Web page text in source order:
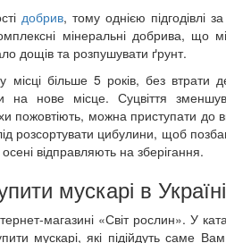
добрив, тому однією підгодівлі
мінеральні добрива, що
дощів та розпушувати ґрунт.
більше 5 років, без втрати
на нове місце. Суцвіття
пожовтіють, можна приступати
розсортувати цибулини, щоб
відправляють на зберігання.
мускарі в Україні
магазині «Світ рослин». У
мускарі, які підійдуть саме